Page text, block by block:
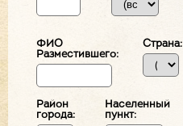
ФИО
Разместившего:
Страна:
Район
города:
Населенный
пункт: